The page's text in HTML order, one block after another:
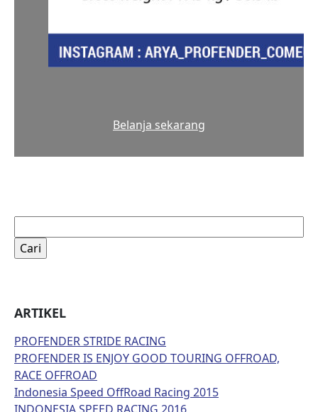
Belanja sekarang
untuk:
ARTIKEL
PROFENDER STRIDE RACING
PROFENDER IS ENJOY GOOD TOURING OFFROAD,
RACE OFFROAD
Indonesia Speed OffRoad Racing 2015